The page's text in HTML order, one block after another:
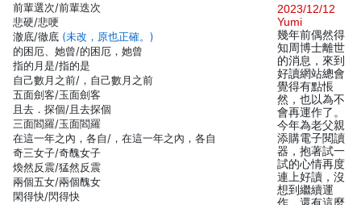
前輩選次/前輩迭次
悲硬/悲哽
澈底/徹底 (未改，原也正確。)
的困厄、她曾/的困厄，她曾
指的月是/指的是
自己數月之前/，自己數月之前
五面劍客/玉面劍客
且去．探個/且去探個
三面閻羅/玉面閻羅
在這一年之內，各自/，在這一年之內，各自
奇三女子/奇醜女子
煥然反震/猛然反震
兩個五女/兩個醜女
閑得快/閃得快
2023/12/12
Yumi
幾年前偶然得
知周博士離世
的消息，來到
好讀網站總會
覺得有點悵
然，也以為不
會再運作了。
今年為老父親
添購電子閱讀
器，抱著試一
試的心情再度
連上好讀，沒
想到繼續運